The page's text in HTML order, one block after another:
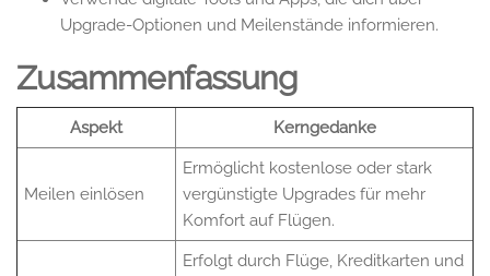
Upgrade-Optionen und Meilenstände informieren.
Zusammenfassung
Aspekt Kerngedanke
Meilen einlösen
Ermöglicht kostenlose oder stark
vergünstigte Upgrades für mehr
Komfort auf Flügen.
Erfolgt durch Flüge, Kreditkarten und